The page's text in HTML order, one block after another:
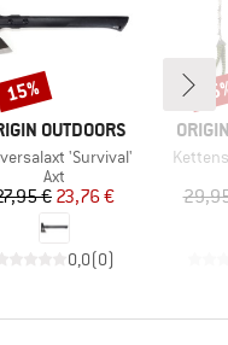
OUTDOORS
'Survival'
Produktgruppe
Axt
Preis
€ reduzierter Preis
23,76 €
0,0(0)
15%
Artikel